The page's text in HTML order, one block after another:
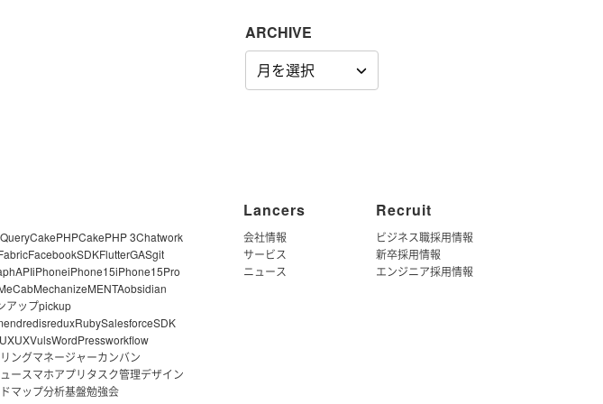
ARCHIVE
ARCHIVE
CakePHPCakePHP 3Chatwork
FacebookSDKFlutterGASgit
iPhoneiPhone15iPhone15Pro
MechanizeMENTAobsidian
アップpickup
redisreduxRubySalesforceSDK
UXVulsWordPressworkflow
ングマネージャーカンバン
ースマホアプリタスク管理デザイン
マップ分析基盤勉強会
Lancers
会社情報
サービス
ニュース
Recruit
ビジネス職採用情報
新卒採用情報
エンジニア採用情報